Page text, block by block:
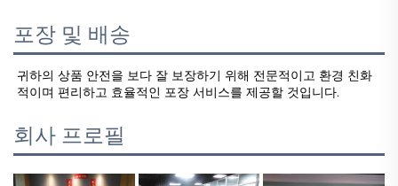
포장 및 배송
귀하의 상품 안전을 보다 잘 보장하기 위해 전문적이고 환경 친화
적이며 편리하고 효율적인 포장 서비스를 제공할 것입니다.
회사 프로필